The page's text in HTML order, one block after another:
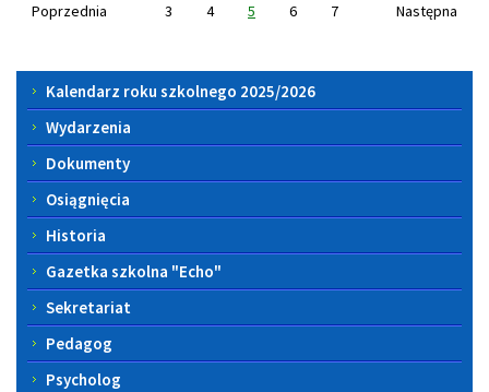
Poprzednia 3 4 5 6 7 Następna
Menu
boczne
Kalendarz roku szkolnego 2025/2026
Wydarzenia
Dokumenty
Osiągnięcia
Historia
Gazetka szkolna "Echo"
Sekretariat
Pedagog
Psycholog